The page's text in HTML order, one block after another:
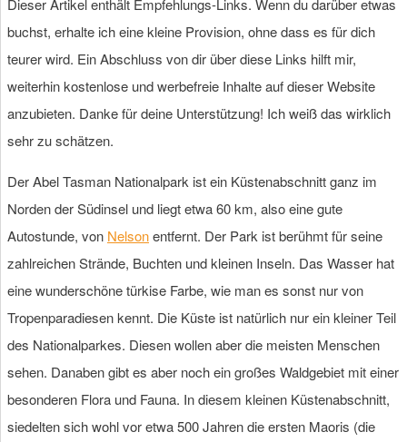
Dieser Artikel enthält Empfehlungs-Links. Wenn du darüber etwas
buchst, erhalte ich eine kleine Provision, ohne dass es für dich
teurer wird. Ein Abschluss von dir über diese Links hilft mir,
weiterhin kostenlose und werbefreie Inhalte auf dieser Website
anzubieten. Danke für deine Unterstützung! Ich weiß das wirklich
sehr zu schätzen.
Der Abel Tasman Nationalpark ist ein Küstenabschnitt ganz im
Norden der Südinsel und liegt etwa 60 km, also eine gute
Autostunde, von Nelsonentfernt. Der Park ist berühmt für seine
zahlreichen Strände, Buchten und kleinen Inseln. Das Wasser hat
eine wunderschöne türkise Farbe, wie man es sonst nur von
Tropenparadiesen kennt. Die Küste ist natürlich nur ein kleiner Teil
des Nationalparkes. Diesen wollen aber die meisten Menschen
sehen. Danaben gibt es aber noch ein großes Waldgebiet mit einer
besonderen Flora und Fauna. In diesem kleinen Küstenabschnitt,
siedelten sich wohl vor etwa 500 Jahren die ersten Maoris (die